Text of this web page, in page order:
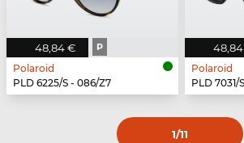
48,84 € P
Polaroid
PLD 6225/S - 086/Z7
Polaroid
PLD 7031/
1/11